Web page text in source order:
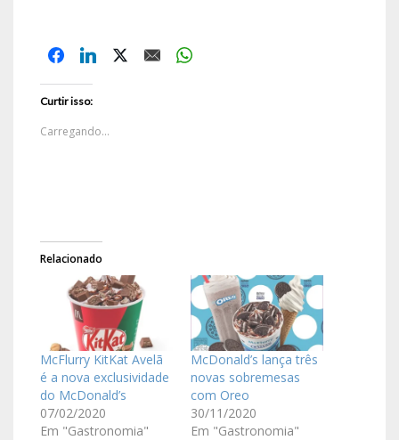
Curtir isso:
Carregando...
Relacionado
McFlurry KitKat Avelã
é a nova exclusividade
do McDonald’s
07/02/2020
Em "Gastronomia"
McDonald’s lança três
novas sobremesas
com Oreo
30/11/2020
Em "Gastronomia"